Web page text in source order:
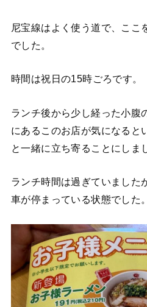
尼宝線はよく使う道で、ここ
でした。
時間は祝日の15時ごろです。
ランチ後から少し経った小腹
にあるこのお店が気になると
と一緒に立ち寄ることにしま
ランチ時間は過ぎていました
車が停まっている状態でした。